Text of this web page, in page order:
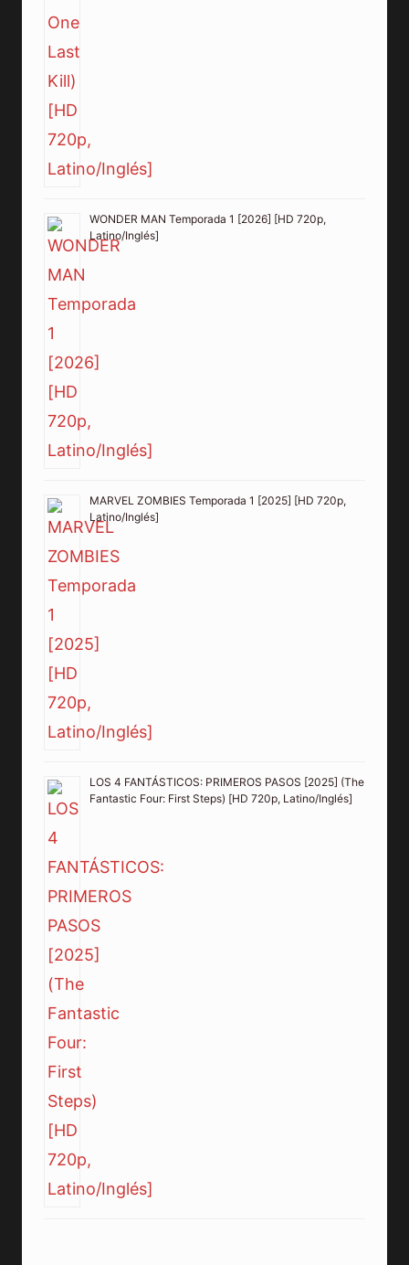
WONDER MAN Temporada 1 [2026] [HD 720p,
Latino/Inglés]
MARVEL ZOMBIES Temporada 1 [2025] [HD 720p,
Latino/Inglés]
LOS 4 FANTÁSTICOS: PRIMEROS PASOS [2025] (The
Fantastic Four: First Steps) [HD 720p, Latino/Inglés]